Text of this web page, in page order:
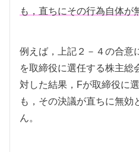
も，直ちにその行為自体が
例えば，上記２－４の合意
を取締役に選任する株主総
対した結果，Fが取締役に
も，その決議が直ちに無効
ん。